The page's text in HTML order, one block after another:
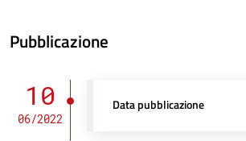
Pubblicazione
10
06/2022
Data pubblicazione